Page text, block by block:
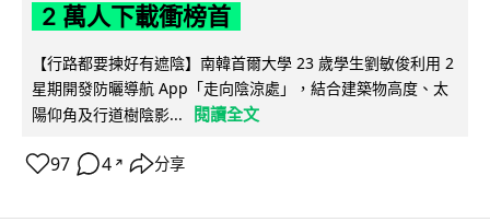
2 萬人下載衝榜首
【行路都要揀好有遮陰】南韓首爾大學 23 歲學生劉敏俊利用 2
星期開發防曬導航 App「走向陰涼處」，結合建築物高度、太
陽仰角及行道樹陰影...
閱讀全文
97 4 ↗ 分享